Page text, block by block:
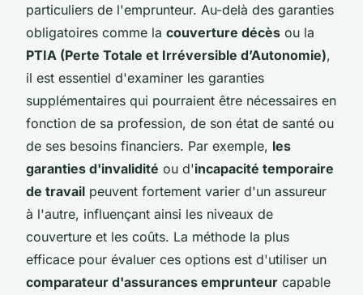
particuliers de l'emprunteur. Au-delà des garanties
obligatoires comme la couverture décès ou la
PTIA (Perte Totale et Irréversible d’Autonomie),
il est essentiel d'examiner les garanties
supplémentaires qui pourraient être nécessaires en
fonction de sa profession, de son état de santé ou
de ses besoins financiers. Par exemple, les
garanties d'invalidité ou d'incapacité temporaire
de travail peuvent fortement varier d'un assureur
à l'autre, influençant ainsi les niveaux de
couverture et les coûts. La méthode la plus
efficace pour évaluer ces options est d'utiliser un
comparateur d'assurances emprunteur capable